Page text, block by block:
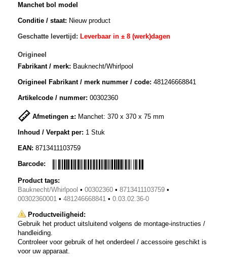
Manchet bol model
Conditie / staat: Nieuw product
Geschatte levertijd: Leverbaar in ± 8 (werk)dagen
Origineel
Fabrikant / merk: Bauknecht/Whirlpool
Origineel Fabrikant / merk nummer / code: 481246668841
Artikelcode / nummer: 00302360
Afmetingen ±: Manchet: 370 x 370 x 75 mm
Inhoud / Verpakt per: 1 Stuk
EAN: 8713411103759
Barcode:
Product tags:
Bauknecht/Whirlpool • 00302360 • 8713411103759 •
00302360001 • 481246668841 • 0.03.02.36-0
Productveiligheid:
Gebruik het product uitsluitend volgens de montage-instructies /
handleiding.
Controleer voor gebruik of het onderdeel / accessoire geschikt is
voor uw apparaat.